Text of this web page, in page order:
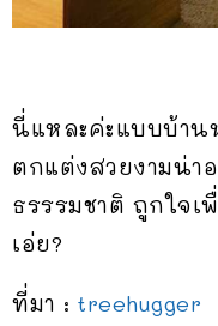
นี่แหละค่ะแบบบ้าน
ตกแต่งสวยงามน่า
ธรรรมชาติ ถูกใจเ
เอ่ย?
ที่มา : treehugger